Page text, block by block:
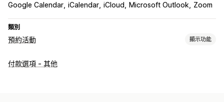
Google Calendar iCalendar iCloud Microsoft Outlook Zoom
類別
預約活動 顯示功能
活動類型
付款選項 - 其他